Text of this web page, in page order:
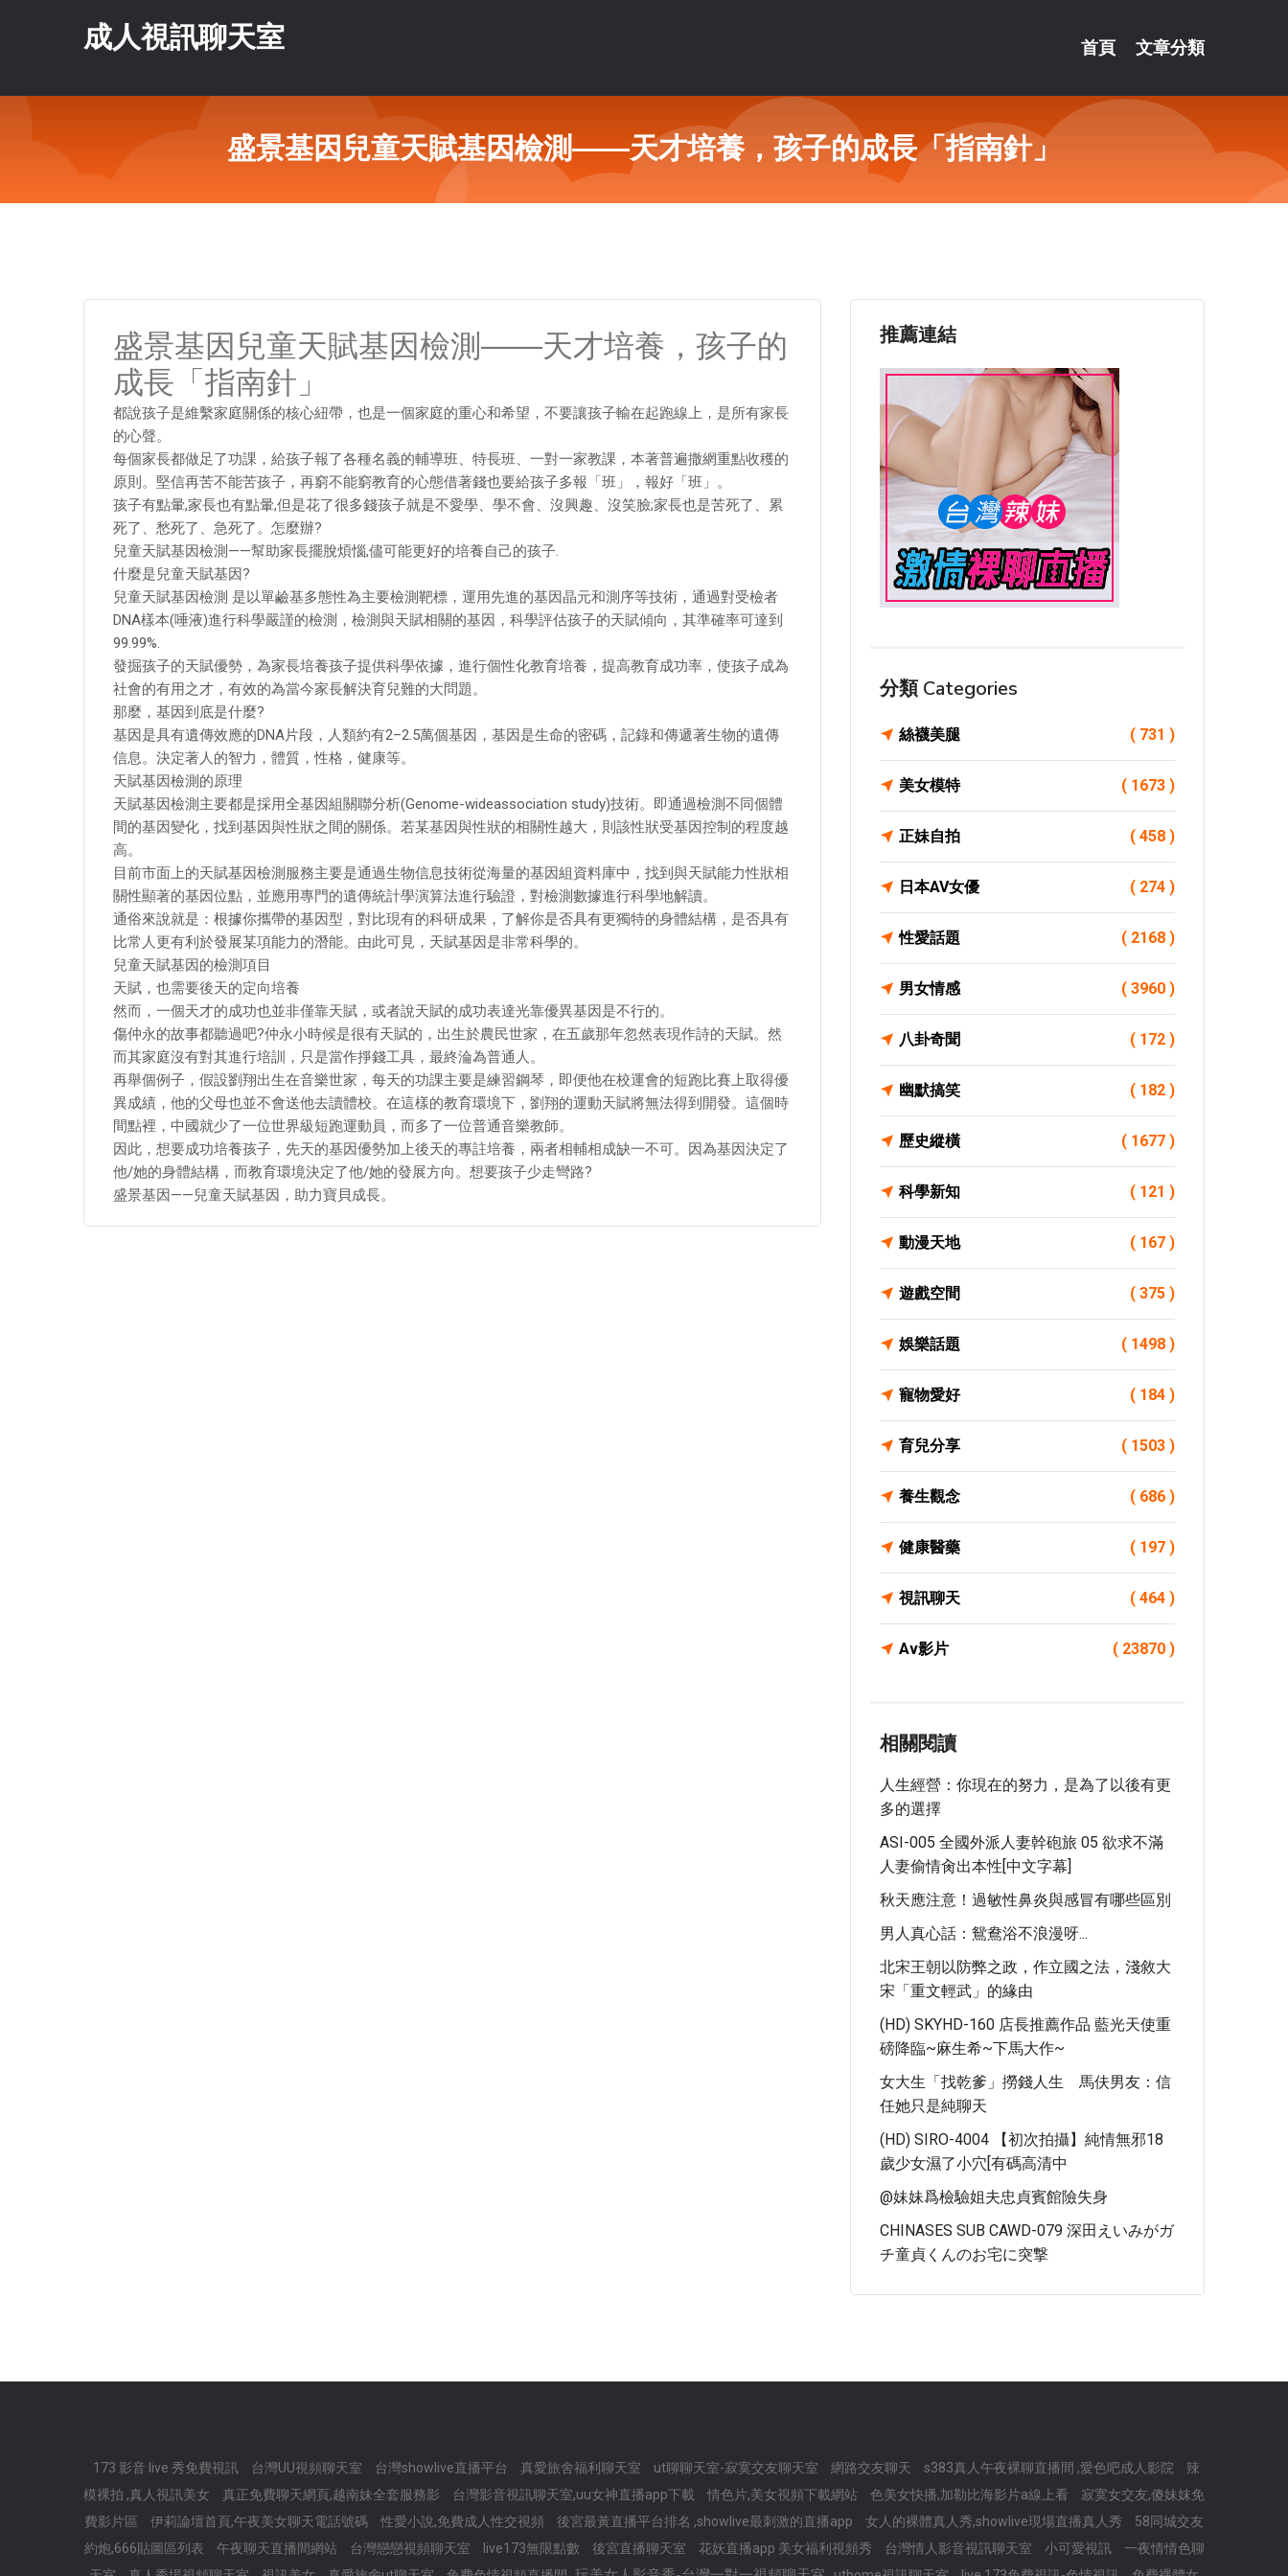
成人視訊聊天室 首頁 文章分類
盛景基因兒童天賦基因檢測——天才培養，孩子的成長「指南針」
盛景基因兒童天賦基因檢測——天才培養，孩子的
成長「指南針」
都說孩子是維繫家庭關係的核心紐帶，也是一個家庭的重心和希望，不要讓孩子輸在起跑線上，是所有家長
的心聲。
每個家長都做足了功課，給孩子報了各種名義的輔導班、特長班、一對一家教課，本著普遍撒網重點收穫的
原則。堅信再苦不能苦孩子，再窮不能窮教育的心態借著錢也要給孩子多報「班」，報好「班」。
孩子有點暈,家長也有點暈,但是花了很多錢孩子就是不愛學、學不會、沒興趣、沒笑臉;家長也是苦死了、累
死了、愁死了、急死了。怎麼辦?
兒童天賦基因檢測——幫助家長擺脫煩惱,儘可能更好的培養自己的孩子.
什麼是兒童天賦基因?
兒童天賦基因檢測 是以單鹼基多態性為主要檢測靶標，運用先進的基因晶元和測序等技術，通過對受檢者
DNA樣本(唾液)進行科學嚴謹的檢測，檢測與天賦相關的基因，科學評估孩子的天賦傾向，其準確率可達到
99.99%.
發掘孩子的天賦優勢，為家長培養孩子提供科學依據，進行個性化教育培養，提高教育成功率，使孩子成為
社會的有用之才，有效的為當今家長解決育兒難的大問題。
那麼，基因到底是什麼?
基因是具有遺傳效應的DNA片段，人類約有2–2.5萬個基因，基因是生命的密碼，記錄和傳遞著生物的遺傳
信息。決定著人的智力，體質，性格，健康等。
天賦基因檢測的原理
天賦基因檢測主要都是採用全基因組關聯分析(Genome-wideassociation study)技術。即通過檢測不同個體
間的基因變化，找到基因與性狀之間的關係。若某基因與性狀的相關性越大，則該性狀受基因控制的程度越
高。
目前市面上的天賦基因檢測服務主要是通過生物信息技術從海量的基因組資料庫中，找到與天賦能力性狀相
關性顯著的基因位點，並應用專門的遺傳統計學演算法進行驗證，對檢測數據進行科學地解讀。
通俗來說就是：根據你攜帶的基因型，對比現有的科研成果，了解你是否具有更獨特的身體結構，是否具有
比常人更有利於發展某項能力的潛能。由此可見，天賦基因是非常科學的。
兒童天賦基因的檢測項目
天賦，也需要後天的定向培養
然而，一個天才的成功也並非僅靠天賦，或者說天賦的成功表達光靠優異基因是不行的。
傷仲永的故事都聽過吧?仲永小時候是很有天賦的，出生於農民世家，在五歲那年忽然表現作詩的天賦。然
而其家庭沒有對其進行培訓，只是當作掙錢工具，最終淪為普通人。
再舉個例子，假設劉翔出生在音樂世家，每天的功課主要是練習鋼琴，即便他在校運會的短跑比賽上取得優
異成績，他的父母也並不會送他去讀體校。在這樣的教育環境下，劉翔的運動天賦將無法得到開發。這個時
間點裡，中國就少了一位世界級短跑運動員，而多了一位普通音樂教師。
因此，想要成功培養孩子，先天的基因優勢加上後天的專註培養，兩者相輔相成缺一不可。因為基因決定了
他/她的身體結構，而教育環境決定了他/她的發展方向。想要孩子少走彎路?
盛景基因——兒童天賦基因，助力寶貝成長。
推薦連結
分類 Categories
絲襪美腿 ( 731 )
美女模特 ( 1673 )
正妹自拍 ( 458 )
日本AV女優 ( 274 )
性愛話題 ( 2168 )
男女情感 ( 3960 )
八卦奇聞 ( 172 )
幽默搞笑 ( 182 )
歷史縱橫 ( 1677 )
科學新知 ( 121 )
動漫天地 ( 167 )
遊戲空間 ( 375 )
娛樂話題 ( 1498 )
寵物愛好 ( 184 )
育兒分享 ( 1503 )
養生觀念 ( 686 )
健康醫藥 ( 197 )
視訊聊天 ( 464 )
Av影片 ( 23870 )
相關閱讀
人生經營：你現在的努力，是為了以後有更
多的選擇
ASI-005 全國外派人妻幹砲旅 05 欲求不滿
人妻偷情肏出本性[中文字幕]
秋天應注意！過敏性鼻炎與感冒有哪些區別
男人真心話：鴛鴦浴不浪漫呀...
北宋王朝以防弊之政，作立國之法，淺敘大
宋「重文輕武」的緣由
(HD) SKYHD-160 店長推薦作品 藍光天使重
磅降臨~麻生希~下馬大作~
女大生「找乾爹」撈錢人生 馬伕男友：信
任她只是純聊天
(HD) SIRO-4004 【初次拍攝】純情無邪18
歲少女濕了小穴[有碼高清中
@妹妹爲檢驗姐夫忠貞賓館險失身
CHINASES SUB CAWD-079 深田えいみがガ
チ童貞くんのお宅に突撃
173 影音 live 秀免費視訊 台灣UU視頻聊天室 台灣showlive直播平台 真愛旅舍福利聊天室 ut聊聊天室-寂寞交友聊天室 網路交友聊天 s383真人午夜裸聊直播間 ,愛色吧成人影院
辣
模裸拍 ,真人視訊美女
真正免費聊天網頁,越南妹全套服務影 台灣影音視訊聊天室,uu女神直播app下載 情色片,美女視頻下載網站 色美女快播,加勒比海影片a線上看
寂寞女交友,傻妹妺免
費影片區
伊莉論壇首頁,午夜美女聊天電話號碼 性愛小說,免費成人性交視頻 後宮最黃直播平台排名 ,showlive最刺激的直播app 女人的裸體真人秀,showlive現場直播真人秀
58同城交友
約炮,666貼圖區列表
午夜聊天直播間網站 台灣戀戀視頻聊天室 live173無限點數 後宮直播聊天室 花妖直播app 美女福利視頻秀 台灣情人影音視訊聊天室 小可愛視訊
一夜情情色聊